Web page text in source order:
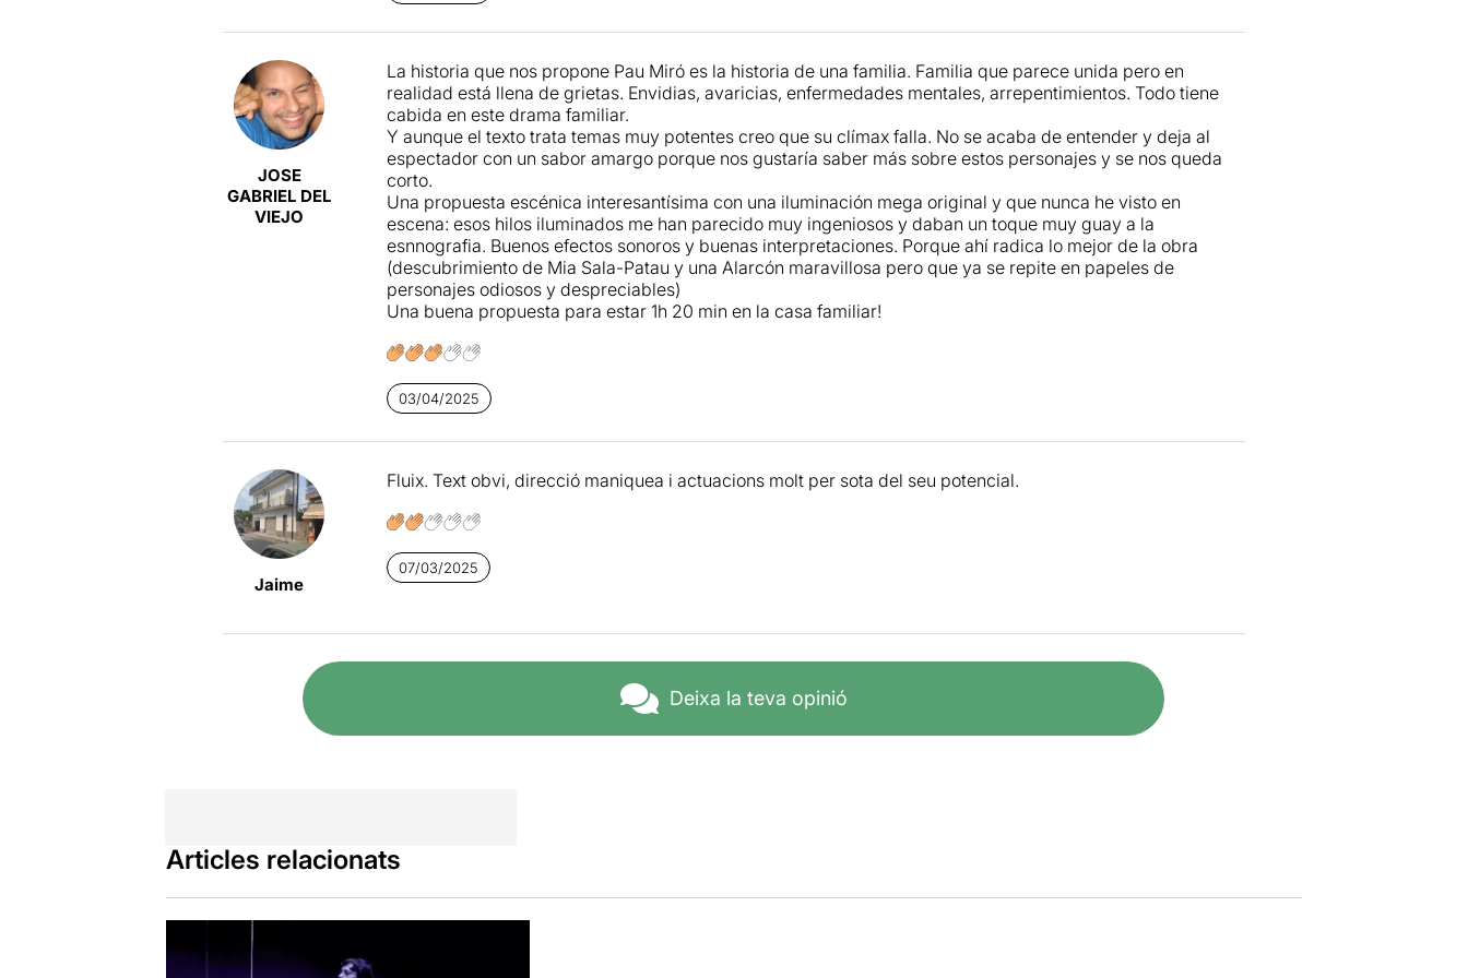
Expulsióneix com a resposta a les narratives que fan apologia de l'individualisme extrem i de com
Barcelona fa fora als seus veïns. Gent que se'n va a viure a pobles propers a Barcelona, com el meu poble.
desmesurada i ha transformat el paisatge. Un poble que ha apujat els preus de l'habitatge i dels lloguers.
Els nostres joves han estat "expulsats" del seu poble, buscant als afores llocs amb les seves possibilitats
econòmiques. Aquest sentiment d'expulsió que ens planteja en
JOSE
GABRIEL DEL
VIEJO
La historia que nos propone Pau Miró es la historia de una familia. Familia que parece unida pero en
realidad está llena de grietas. Envidias, avaricias, enfermedades mentales, arrepentimientos. Todo tiene
cabida en este drama familiar.
Y aunque el texto trata temas muy potentes creo que su clímax falla. No se acaba de entender y deja al
espectador con un sabor amargo porque nos gustaría saber más sobre estos personajes y se nos queda
corto.
Una propuesta escénica interesantísima con una iluminación mega original y que nunca he visto en
escena: esos hilos iluminados me han parecido muy ingeniosos y daban un toque muy guay a la
esnnografia. Buenos efectos sonoros y buenas interpretaciones. Porque ahí radica lo mejor de la obra
(descubrimiento de Mia Sala-Patau y una Alarcón maravillosa pero que ya se repite en papeles de
personajes odiosos y despreciables)
Una buena propuesta para estar 1h 20 min en la casa familiar!
03/04/2025
Jaime
Fluix. Text obvi, direcció maniquea i actuacions molt per sota del seu potencial.
07/03/2025
Deixa la teva opinió
Articles relacionats